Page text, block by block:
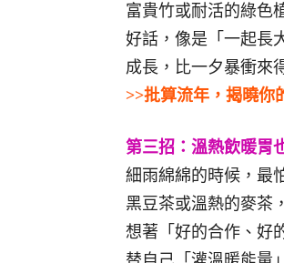
富貴竹或耐活的綠色
好話，像是「一起長
成長，比一夕暴衝來
>>批算流年，揭曉你
第三招：溫熱飲暖胃
細雨綿綿的時候，最
黑豆茶或溫熱的麥茶
想著「好的合作、好